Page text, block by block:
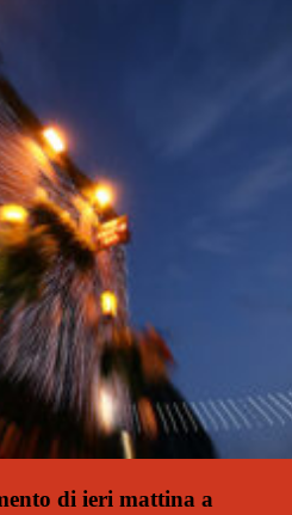
di ieri mattina a